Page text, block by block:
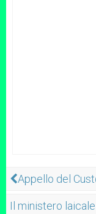
Appello del
Il ministero